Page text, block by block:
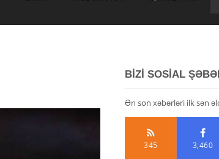
BİZİ SOSİAL
Ən son xəbərləri ilk sən
345 3,460